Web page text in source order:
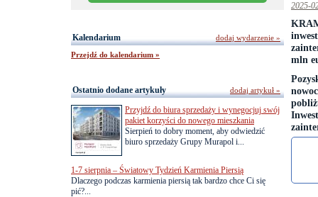
2025-
mln
Kalendarium
Przejdź do kalendarium »
dodaj wydarzenie »
Ostatnio dodane artykuły
Przyjdź do biura sprzedaży i wynegocjuj swój
pakiet korzyści do nowego mieszkania
Sierpień to dobry moment, aby odwiedzić
biuro sprzedaży Grupy Murapol i...
1-7 sierpnia – Światowy Tydzień Karmienia Piersią
Dlaczego podczas karmienia piersią tak bardzo chce Ci się
pić?...
dodaj artykuł »